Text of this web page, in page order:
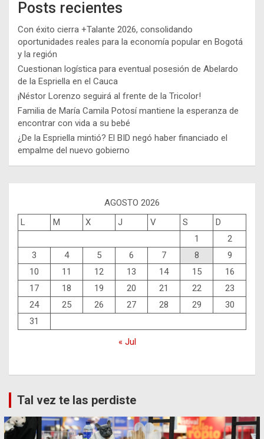
Posts recientes
Con éxito cierra +Talante 2026, consolidando
oportunidades reales para la economía popular en Bogotá
y la región
Cuestionan logística para eventual posesión de Abelardo
de la Espriella en el Cauca
¡Néstor Lorenzo seguirá al frente de la Tricolor!
Familia de María Camila Potosí mantiene la esperanza de
encontrar con vida a su bebé
¿De la Espriella mintió? El BID negó haber financiado el
empalme del nuevo gobierno
AGOSTO 2026
L
M X J V S
D
1
2
3
4 5 6 7 8
9
10
11 12 13 14 15
16
17
18 19 20 21 22
23
24
25 26 27 28 29
30
31
« Jul
Tal vez te las perdiste